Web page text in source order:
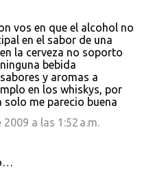
vos en que el alcohol no
en el sabor de una
la cerveza no soporto
bebida
y aromas a
en los whiskys, por
solo me parecio buena
a las 1:52 a.m.